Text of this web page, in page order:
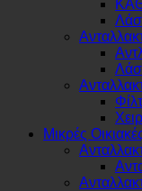
Μικρές